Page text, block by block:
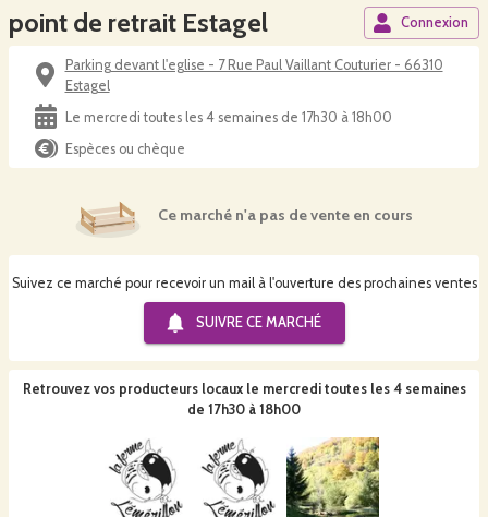
point de retrait Estagel Connexion
Parking devant l'eglise - 7 Rue Paul Vaillant Couturier - 66310
Estagel
Le mercredi toutes les 4 semaines de 17h30 à 18h00
Espèces ou chèque
Ce marché n'a pas de vente en cours
Suivez ce marché pour recevoir un mail à l'ouverture des prochaines ventes
SUIVRE CE MARCHÉ
Retrouvez vos producteurs locaux le mercredi toutes les 4 semaines
de 17h30 à 18h00